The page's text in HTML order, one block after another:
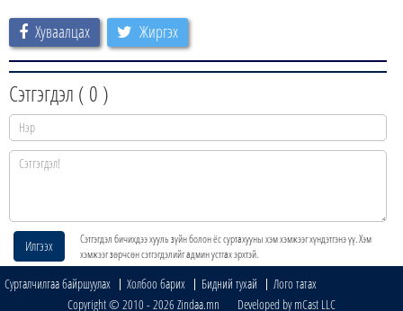
Хуваалцах Жиргэх
Сэтгэгдэл ( 0 )
Илгээх
Сэтгэгдэл бичихдээ хууль зүйн болон ёс суртахууны хэм хэмжээг хүндэтгэнэ үү. Хэм
хэмжээг зөрчсөн сэтгэгдэлийг админ устгах эрхтэй.
Сурталчилгаа байршуулах Холбоо барих Бидний тухай
Лого татах
Copyright © 2010 - 2026 Zindaa.mn Developed by mCast LLC